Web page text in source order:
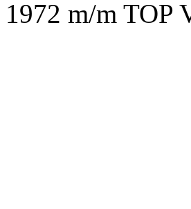
1972 m/m TOP